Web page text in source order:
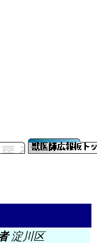
淀川区